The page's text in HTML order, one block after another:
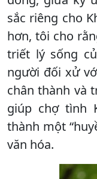
sắc riêng cho
hơn, tôi cho
triết lý sống
người đối xử
chân thành và
giúp chợ tình
thành một
văn hóa.